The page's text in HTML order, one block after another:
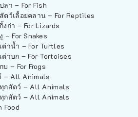
ลา – For Fish
ตว์เลื้อยคลาน – For Reptiles
งก่า – For Lizards
– For Snakes
ต่าน้ำ – For Turtles
ต่าบก – For Tortoises
บ – For Frogs
– All Animals
กสัตว์ – All Animals
กสัตว์ – All Animals
Food